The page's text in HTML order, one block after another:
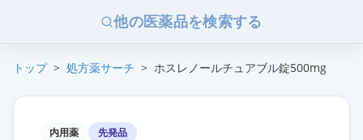
他の医薬品を検索する
トップ > 処方薬サーチ > ホスレノールチュアブル錠500mg
内用薬 先発品